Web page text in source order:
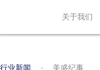
关于我们
行业新闻 美盛纪事